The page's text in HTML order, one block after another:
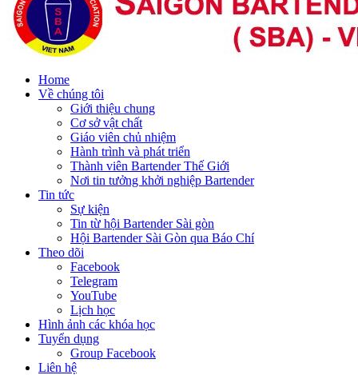
Home
Về chúng tôi
Giới thiệu chung
Cơ sở vật chất
Giáo viên chủ nhiệm
Hành trình và phát triển
Thành viên Bartender Thế Giới
Nơi tin tưởng khởi nghiệp Bartender
Tin tức
Sự kiện
Tin từ hội Bartender Sài gòn
Hội Bartender Sài Gòn qua Báo Chí
Theo dõi
Facebook
Telegram
YouTube
Lịch học
Hình ảnh các khóa học
Tuyển dụng
Group Facebook
Liên hệ